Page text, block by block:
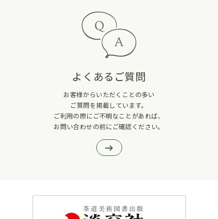
よくあるご質問
お客様からいただくことの多い
ご質問を掲載しています。
ご利用の際にご不明なことがあれば、
お問い合わせの前にご確認ください。